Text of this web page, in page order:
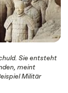
Sie entsteht
meint
Militär